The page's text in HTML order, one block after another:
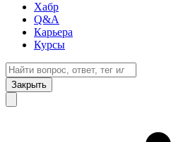
Хабр
Q&A
Карьера
Курсы
Закрыть